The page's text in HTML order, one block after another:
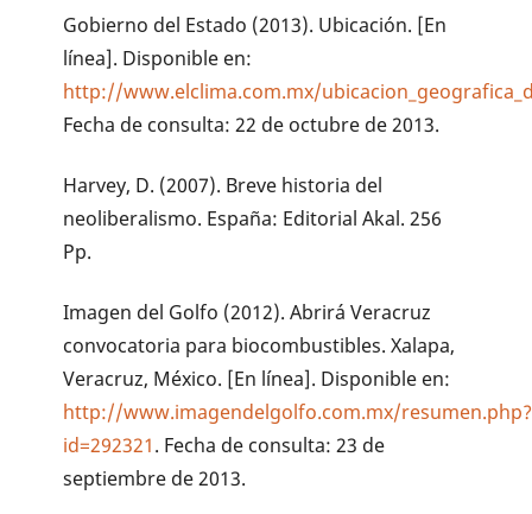
Gobierno del Estado (2013). Ubicación. [En
línea]. Disponible en:
http://www.elclima.com.mx/
Fecha de consulta: 22 de octubre de 2013.
Harvey, D. (2007). Breve historia del
neoliberalismo. España: Editorial Akal. 256
Pp.
Imagen del Golfo (2012). Abrirá Veracruz
convocatoria para biocombustibles. Xalapa,
Veracruz, México. [En línea]. Disponible en:
http://www.imagendelgolfo.com.mx/resumen.php?
id=292321. Fecha de consulta: 23 de
septiembre de 2013.